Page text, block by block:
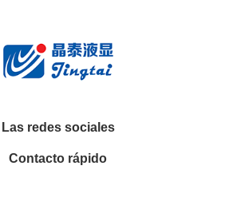
Las redes sociales
Contacto rápido